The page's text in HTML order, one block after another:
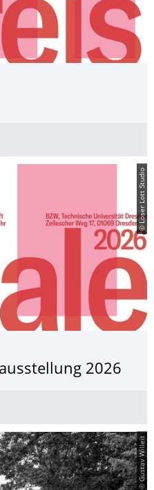
© Löser Lott Studio
2026
© Gustav Willeit